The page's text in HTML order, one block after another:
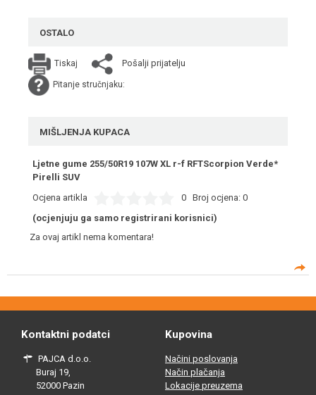
OSTALO
Tiskaj Pošalji prijatelju
Pitanje stručnjaku:
MIŠLJENJA KUPACA
Ljetne gume 255/50R19 107W XL r-f RFTScorpion Verde*
Pirelli SUV
Ocjena artikla
0 Broj ocjena: 0
(ocjenjuju ga samo registrirani korisnici)
Za ovaj artikl nema komentara!
Kontaktni podatci
PAJCA d.o.o.
Buraj 19,
52000 Pazin
Kupovina
Načini poslovanja
Način plačanja
Lokacije preuzema